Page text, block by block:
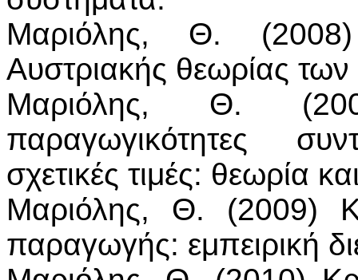
Μαριόλης, Θ. (2008)
Αυστριακής θεωρίας των
Μαριόλης, Θ.
παραγωγικότητες
σχετικές τιμές: θεωρία
Μαριόλης, Θ. (2009)
παραγωγής: εμπειρική